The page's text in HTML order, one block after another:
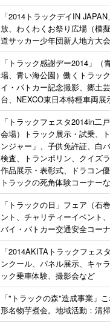
「2014トラックデイIN
放、わくわくお祭り広場（模
道サッカー少年団新人地方大
「トラック感謝デー2014」
場、青い海公園）働くトラッ
イ・パトカー記念撮影、郷土
台、NEXCO東日本特種車両展
「トラックフェスタ2014in二
会場）トラック展示・試乗、
ンジャー」、子供免許証、白
検査、トランポリン、クイズ
作品展示・表彰式、ドラコン
トラックの死角体験コーナー
「トラックの日」フェア（石
ント、チャリティーイベント
バイ・パトカー交通安全コー
「2014AKITAトラックフェス
ンクール、パネル展示、キャ
ック乗車体験、撮影会など
「"トラックの森"造成事業」
形名物芋煮会。地域活動：清